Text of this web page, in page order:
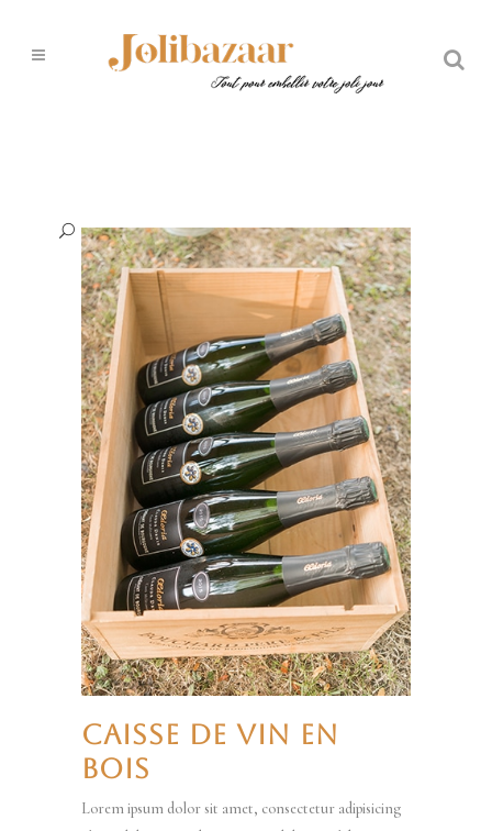
CAISSE DE VIN EN
BOIS
Lorem ipsum dolor sit amet, consectetur adipisicing